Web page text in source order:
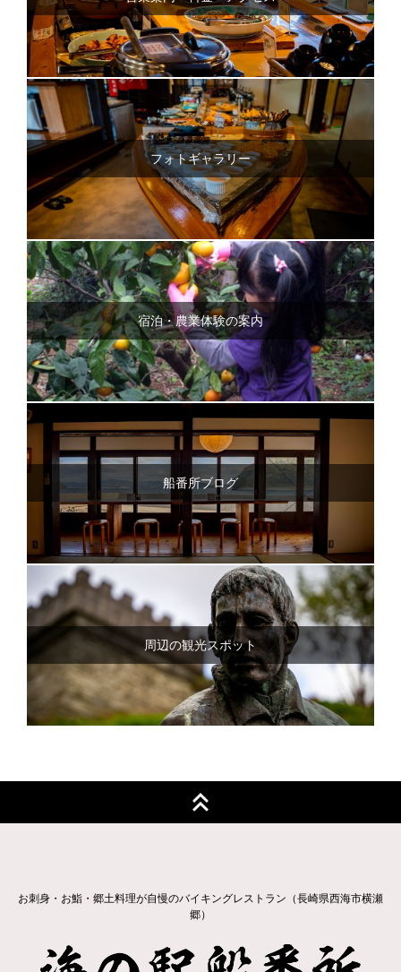
フォトギャラリー
宿泊・農業体験の案内
船番所ブログ
周辺の観光スポット
お刺身・お鮨・郷土料理が自慢のバイキングレストラン（長崎県西海市横瀬
郷）